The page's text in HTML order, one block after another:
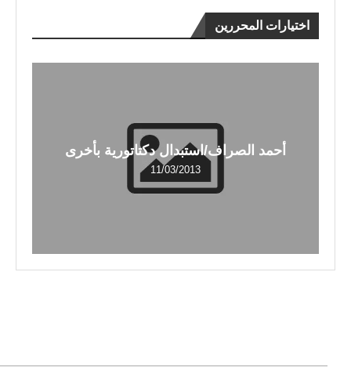
اختيارات المحررين
أحمد الصراف/استبدال دكتاتورية بأخرى
11/03/2013